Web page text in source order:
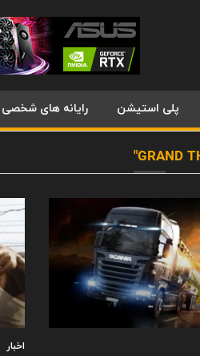
پلی استیشن رایانه های شخصی
اخبار